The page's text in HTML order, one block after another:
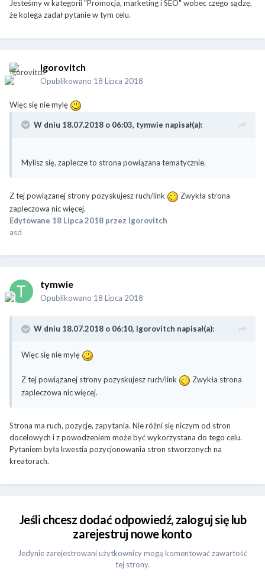
Jesteśmy w kategorii "Promocja, marketing i SEO" wobec czego sądzę,
że kolega zadał pytanie w tym celu.
Igorovitch
Opublikowano 18 Lipca 2018
Więc się nie mylę
W dniu 18.07.2018 o 06:03, tymwie napisał(a):
Mylisz się, zaplecze to strona powiązana tematycznie.
Z tej powiązanej strony pozyskujesz ruch/link
Zwykła strona
zapleczowa nic więcej.
Edytowane 18 Lipca 2018 przez Igorovitch
asd
tymwie
Opublikowano 18 Lipca 2018
W dniu 18.07.2018 o 06:10, Igorovitch napisał(a):
Więc się nie mylę
Z tej powiązanej strony pozyskujesz ruch/link
Zwykła strona
zapleczowa nic więcej.
Strona ma ruch, pozycje, zapytania. Nie różni się niczym od stron
docelowych i z powodzeniem może być wykorzystana do tego celu.
Pytaniem była kwestia pozycjonowania stron stworzonych na
kreatorach.
Jeśli chcesz dodać odpowiedź, zaloguj się lub
zarejestruj nowe konto
Jedynie zarejestrowani użytkownicy mogą komentować zawartość
tej strony.